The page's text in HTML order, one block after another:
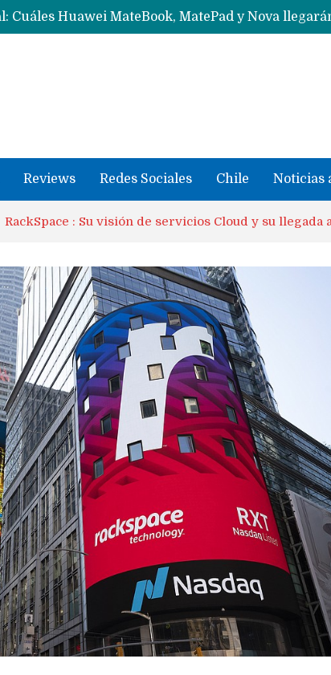
Reviews Redes Sociales Chile Noticias
RackSpace : Su visión de servicios Cloud y su llegada